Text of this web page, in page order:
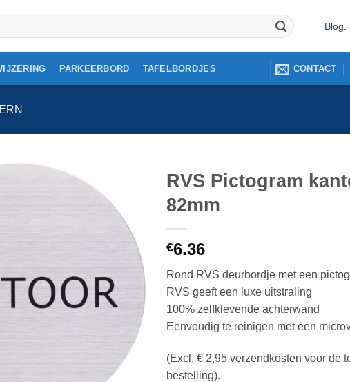
Blog
PARKEERBORD TAFELBORDJES CONTACT
RVS Pictogram
82mm
€6.36
Rond RVS deurbordje met een
RVS geeft een luxe uitstraling
100% zelfklevende achterwand
Eenvoudig te reinigen met een
(Excl. € 2,95 verzendkosten voor de
bestelling).